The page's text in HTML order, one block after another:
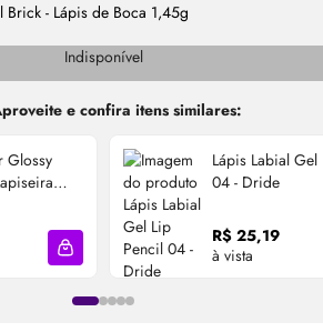
Brick - Lápis de Boca 1,45g
Indisponível
e confira itens similares:
Glossy
Adicionar à sacola
Lápis Labial Gel
04 - Dride
R$ 25,19
à vista